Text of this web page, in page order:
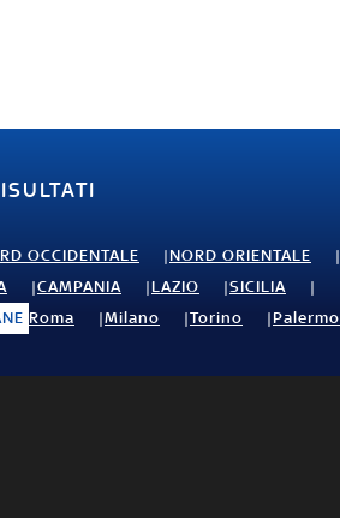
OCCIDENTALE NORD ORIENTALE
CAMPANIA LAZIO
SICILIA
Roma Milano Torino Palermo